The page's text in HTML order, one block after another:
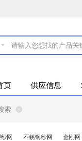

页 供应信息
索
网 不锈钢纱网 金刚网